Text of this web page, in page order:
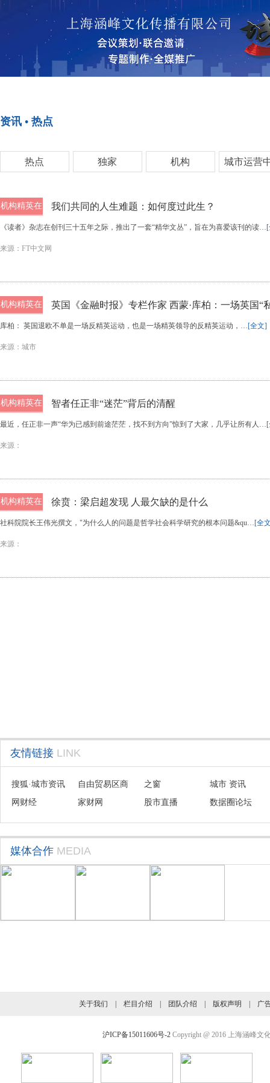
资讯 • 热点
热点 独家 机构 城市运营
机构精英在
线
我们共同的人生难题：如何度过此生？
《读者》杂志在创刊三十五年之际，推出了一套“精华文丛”，旨在为喜爱该刊的读…[
来源：FT中文网
机构精英在
线
英国《金融时报》专栏作家 西蒙·库柏：一场英国“
库柏： 英国退欧不单是一场反精英运动，也是一场精英领导的反精英运动，…[全文]
来源：城市
机构精英在
线
智者任正非“迷茫”背后的清醒
最近，任正非一声“华为已感到前途茫茫，找不到方向”惊到了大家，几乎让所有人…[
来源：
机构精英在
线
徐贲：梁启超发现 人最欠缺的是什么
社科院院长王伟光撰文，"为什么人的问题是哲学社会科学研究的根本问题&qu…[全
来源：
友情链接 LINK
搜狐·城市资讯
自由贸易区商
会联盟
之窗
城市 资讯
网财经
家财网 股市直播 数据圈论坛
媒体合作 MEDIA
关于我们 栏目介绍 团队介绍 版权声明 广
沪ICP备15011606号-2 Copyright @ 2016 上海涵峰文